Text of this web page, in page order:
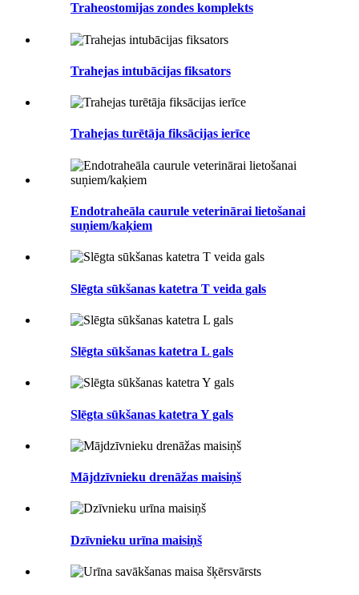
Traheostomijas zondes komplekts
Trahejas intubācijas fiksators
Trahejas turētāja fiksācijas ierīce
Endotraheāla caurule veterinārai lietošanai
suņiem/kaķiem
Slēgta sūkšanas katetra T veida gals
Slēgta sūkšanas katetra L gals
Slēgta sūkšanas katetra Y gals
Mājdzīvnieku drenāžas maisiņš
Dzīvnieku urīna maisiņš